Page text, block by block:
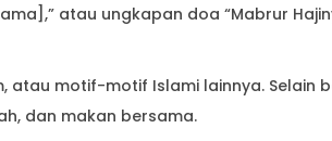
atau ungkapan doa “Mabrur
atau motif-motif Islami lainnya. Selain
dan makan bersama.